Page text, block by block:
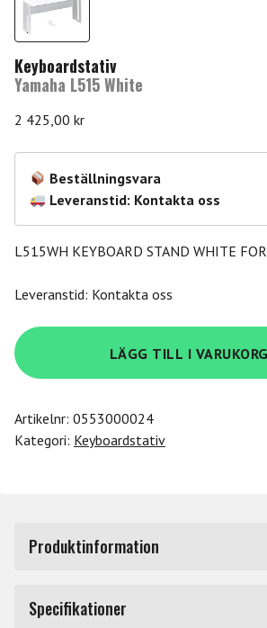
Keyboardstativ
Yamaha L515 White
2 425,00 kr
Beställningsvara
Leveranstid: Kontakta oss
L515WH KEYBOARD STAND WHITE
Leveranstid: Kontakta oss
Yamaha
L515
White
LÄGG TILL I VARUKORG
Artikelnr: 0553000024
Kategori: Keyboardstativ
Produktinformation
Attraktivt stativ designat för att
pianot P-515. Stativet gör P-515 till
Specifikationer